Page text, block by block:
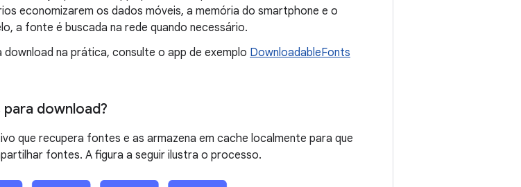
economizarem os dados móveis, a memória do smartphone e o
a fonte é buscada na rede quando necessário.
na prática, consulte o app de exemplo DownloadableFonts
download?
que recupera fontes e as armazena em cache localmente para que
fontes. A figura a seguir ilustra o processo.